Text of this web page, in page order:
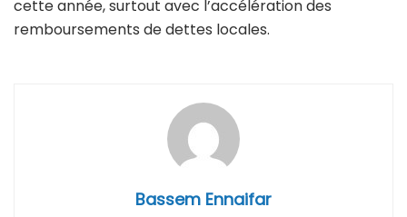
cette année, surtout avec l’accélération des
remboursements de dettes locales.
Bassem Ennaifar